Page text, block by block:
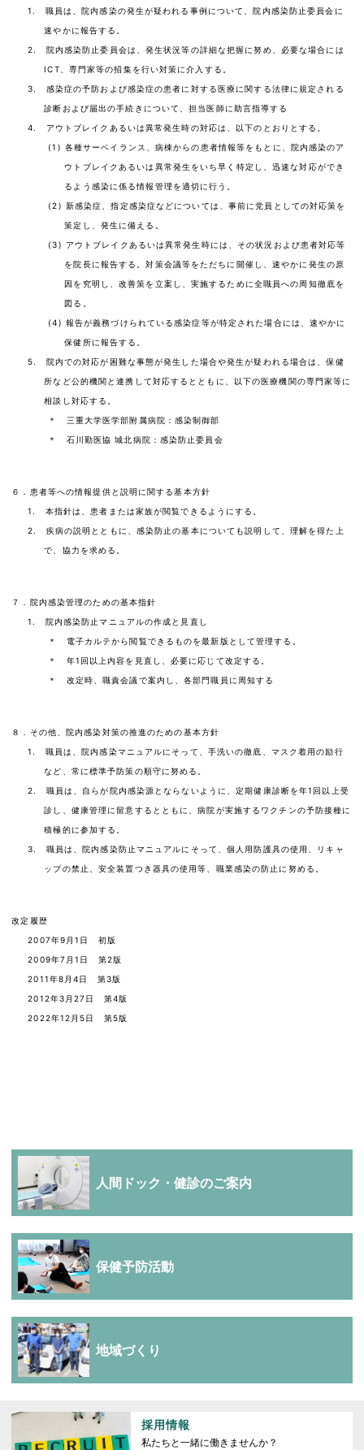
1. 職員は、院内感染の発生が疑われる事例について、院内感染防止委員会に
速やかに報告する。
2. 院内感染防止委員会は、発生状況等の詳細な把握に努め、必要な場合には
ICT、専門家等の招集を行い対策に介入する。
3. 感染症の予防および感染症の患者に対する医療に関する法律に規定される
診断および届出の手続きについて、担当医師に助言指導する
4. アウトブレイクあるいは異常発生時の対応は、以下のとおりとする。
(1) 各種サーベイランス、病棟からの患者情報等をもとに、院内感染のア
ウトブレイクあるいは異常発生をいち早く特定し、迅速な対応ができ
るよう感染に係る情報管理を適切に行う。
(2) 新感染症、指定感染症などについては、事前に党員としての対応策を
策定し、発生に備える。
(3) アウトブレイクあるいは異常発生時には、その状況および患者対応等
を院長に報告する。対策会議等をただちに開催し、速やかに発生の原
因を究明し、改善策を立案し、実施するために全職員への周知徹底を
図る。
(4) 報告が義務づけられている感染症等が特定された場合には、速やかに
保健所に報告する。
5. 院内での対応が困難な事態が発生した場合や発生が疑われる場合は、保健
所など公的機関と連携して対応するとともに、以下の医療機関の専門家等に
相談し対応する。
＊ 三重大学医学部附属病院：感染制御部
＊ 石川勤医協 城北病院：感染防止委員会
６．患者等への情報提供と説明に関する基本方針
1. 本指針は、患者または家族が閲覧できるようにする。
2. 疾病の説明とともに、感染防止の基本についても説明して、理解を得た上
で、協力を求める。
７．院内感染管理のための基本指針
1. 院内感染防止マニュアルの作成と見直し
＊ 電子カルテから閲覧できるものを最新版として管理する。
＊ 年1回以上内容を見直し、必要に応じて改定する。
＊ 改定時、職責会議で案内し、各部門職員に周知する
８．その他、院内感染対策の推進のための基本方針
1. 職員は、院内感染マニュアルにそって、手洗いの徹底、マスク着用の励行
など、常に標準予防策の順守に努める。
2. 職員は、自らが院内感染源とならないように、定期健康診断を年1回以上受
診し、健康管理に留意するとともに、病院が実施するワクチンの予防接種に
積極的に参加する。
3. 職員は、院内感染防止マニュアルにそって、個人用防護具の使用、リキャ
ップの禁止、安全装置つき器具の使用等、職業感染の防止に努める。
改定履歴
2007年9月1日 初版
2009年7月1日 第2版
2011年8月4日 第3版
2012年3月27日 第4版
2022年12月5日 第5版
人間ドック・健診のご案内
保健予防活動
地域づくり
採用情報
私たちと一緒に働きませんか？